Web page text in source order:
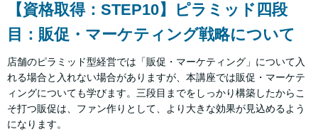
【資格取得：STEP10】ピラミッド四段
目：販促・マーケティング戦略について
店舗のピラミッド型経営では「販促・マーケティング」について入
れる場合と入れない場合がありますが、本講座では販促・マーケテ
ィングについても学びます。三段目までをしっかり構築したからこ
そ打つ販促は、ファン作りとして、より大きな効果が見込めるよう
になります。